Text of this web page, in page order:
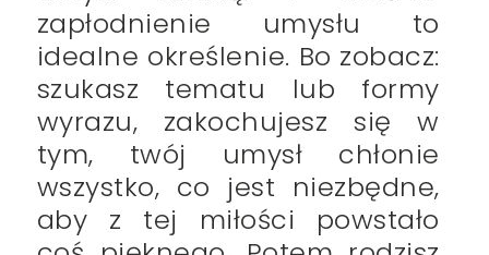
zapłodnienie umysłu to
idealne określenie. Bo zobacz:
szukasz tematu lub formy
wyrazu, zakochujesz się w
tym, twój umysł chłonie
wszystko, co jest niezbędne,
aby z tej miłości powstało